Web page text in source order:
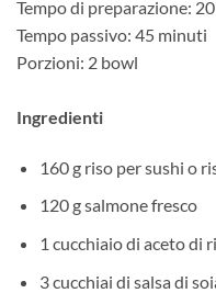
Tempo di preparazione:
Tempo passivo: 45 minuti
Porzioni: 2 bowl
Ingredienti
160 g riso per sushi o
120 g salmone fresco
1 cucchiaio di aceto di
3 cucchiai di salsa di